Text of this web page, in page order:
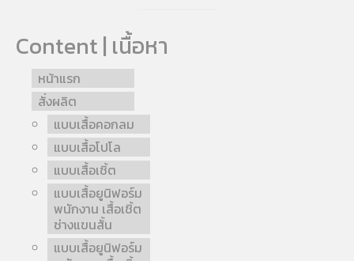
Content | เนื้อหา
หน้าแรก
สั่งผลิต
แบบเสื้อคอกลม
แบบเสื้อโปโล
แบบเสื้อเชิ้ต
แบบเสื้อยูนิฟอร์ม
พนักงาน เสื้อเชิ้ต
ช่างแขนสั้น
แบบเสื้อยูนิฟอร์ม